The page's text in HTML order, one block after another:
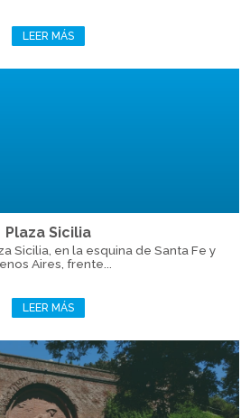
LEER MÁS
Plaza Sicilia
Sicilia, en la esquina de Santa Fe y
Aires, frente...
LEER MÁS